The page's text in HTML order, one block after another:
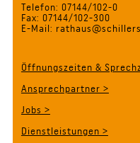
Telefon: 07144/102-0
Fax: 07144/102-300
E-Mail:
Öffnungszeiten &
Ansprechpartner >
Jobs >
Dienstleistungen >